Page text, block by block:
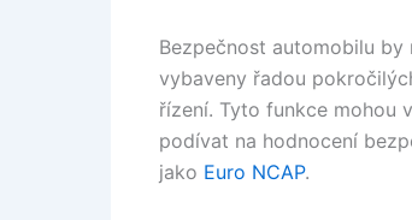
Bezpečnost automobilu
vybaveny řadou
řízení. Tyto funkce mohou
podívat na hodnocení
jako Euro NCAP.